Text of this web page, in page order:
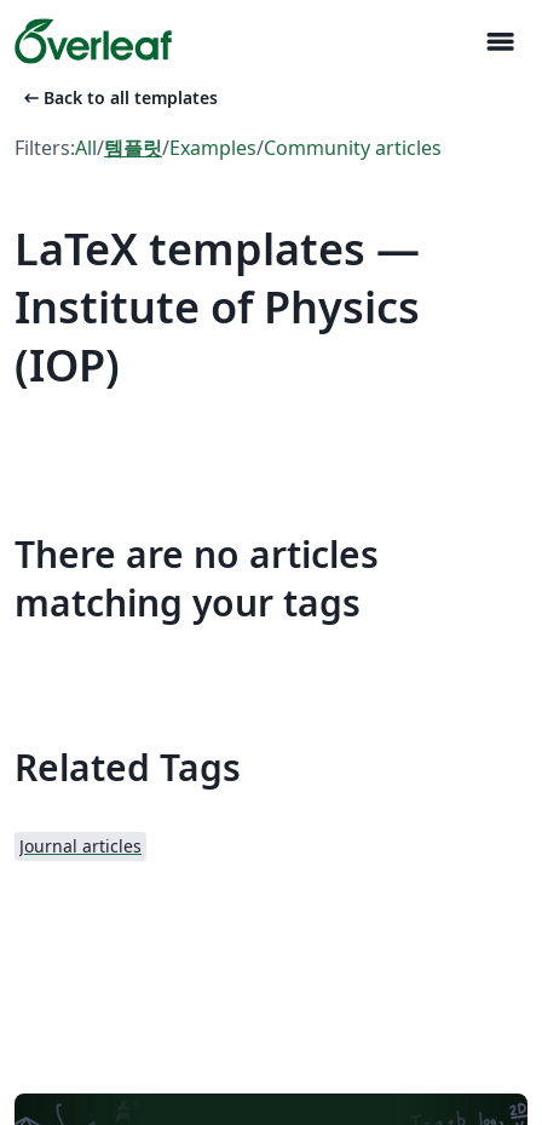
menu
arrow_left_alt Back to all templates
Filters:All/템플릿/Examples/Community articles
LaTeX templates —
Institute of Physics
(IOP)
There are no articles
matching your tags
Related Tags
Journal articles